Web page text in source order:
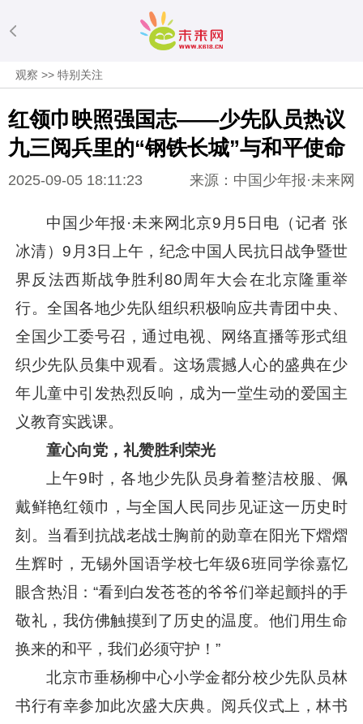
观察 >>特别关注
红领巾映照强国志——少先队员热议
九三阅兵里的“钢铁长城”与和平使命
2025-09-05 18:11:23 来源：中国少年报·未来网
中国少年报·未来网北京9月5日电（记者 张
冰清）9月3日上午，纪念中国人民抗日战争暨世
界反法西斯战争胜利80周年大会在北京隆重举
行。全国各地少先队组织积极响应共青团中央、
全国少工委号召，通过电视、网络直播等形式组
织少先队员集中观看。这场震撼人心的盛典在少
年儿童中引发热烈反响，成为一堂生动的爱国主
义教育实践课。
童心向党，礼赞胜利荣光
上午9时，各地少先队员身着整洁校服、佩
戴鲜艳红领巾，与全国人民同步见证这一历史时
刻。当看到抗战老战士胸前的勋章在阳光下熠熠
生辉时，无锡外国语学校七年级6班同学徐嘉忆
眼含热泪：“看到白发苍苍的爷爷们举起颤抖的手
敬礼，我仿佛触摸到了历史的温度。他们用生命
换来的和平，我们必须守护！”
北京市垂杨柳中心小学金都分校少先队员林
书行有幸参加此次盛大庆典。阅兵仪式上，林书